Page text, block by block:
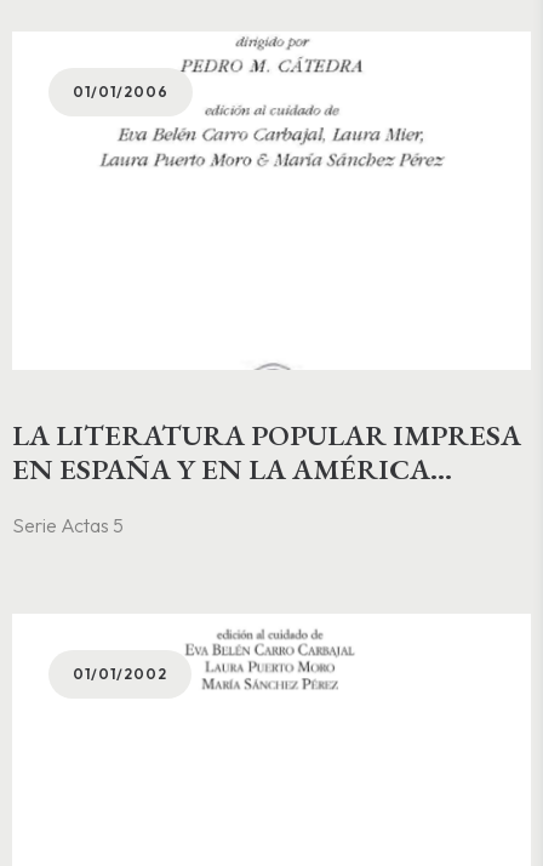
01/01/2006
LA LITERATURA POPULAR IMPRESA
EN ESPAÑA Y EN LA AMÉRICA
GÉNEROS, FUNCIONES, DIFUSIÓN,
Serie Actas 5
01/01/2002